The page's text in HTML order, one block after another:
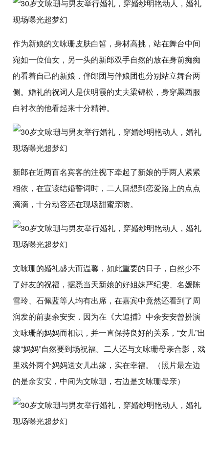
作为新娘的文咏珊皮肤白皙，身材高挑，站在舞台中间
宛如一位仙女，另一头的新郎双手自然的放在身前痴痴
的看着自己的新娘，伴郎团与伴娘团也分别站立舞台两
侧。婚礼的祝词人是伏明霞的丈夫梁锦松，身穿黑西服
白衬衣的他看起来十分精神。
新郎在近两百名宾客的注视下牵起了新娘的手两人紧紧
相依，在宣读结婚誓词时，二人回想到恋爱路上的点点
滴滴，十分动容还在现场甜蜜亲吻。
文咏珊的婚礼盛大而温馨，如此重要的日子，自然少不
了好友的祝福，据悉当天新娘的好姐妹严纪雯、名媛陈
雪玲、石佩蓝等人均有出席，在嘉宾中竟然还看到了周
润发的前妻余安安，因为在《大追捕》中余安安曾扮演
文咏珊的妈妈而相识，并一直保持良好的关系，“女儿”出
嫁“妈妈”自然要到场祝福。二人还与文咏珊母亲合影，戏
里戏外两个妈妈送女儿出嫁，实在幸福。（照片最左边
的是余安安，中间为文咏珊，右边是文咏珊母亲）